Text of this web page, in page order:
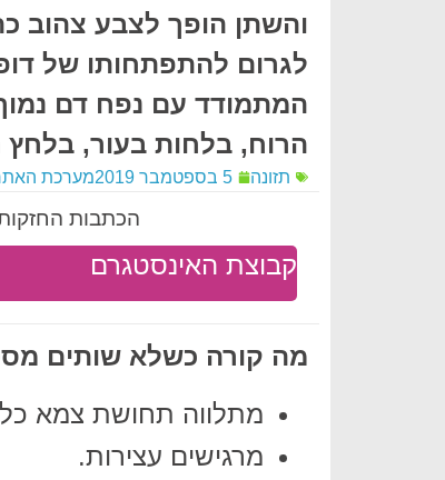
והשתן הופך לצבע צהוב
לגרום להתפתחותו של
המתמודד עם נפח דם
הרוח, בלחות בעור, בלחץ
תזונה 5 בספטמבר 2019 מערכת
הכתבות
קבוצת האינסטגרם
מה קורה כשלא שותים
מתלווה תחושת צמא כל
מרגישים עצירות.